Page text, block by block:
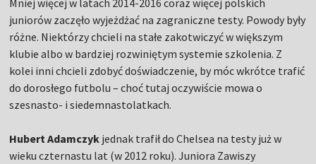
juniorów zaczęło wyjeżdżać na zagraniczne testy. Powody były
różne. Niektórzy chcieli na stałe zakotwiczyć w większym
klubie albo w bardziej rozwiniętym systemie szkolenia. Z
kolei inni chcieli zdobyć doświadczenie, by móc wkrótce trafić
do dorosłego futbolu – choć tutaj oczywiście mowa o
szesnasto- i siedemnastolatkach.
Hubert Adamczyk jednak trafił do Chelsea na testy już w
wieku czternastu lat (w 2012 roku). Juniora Zawiszy